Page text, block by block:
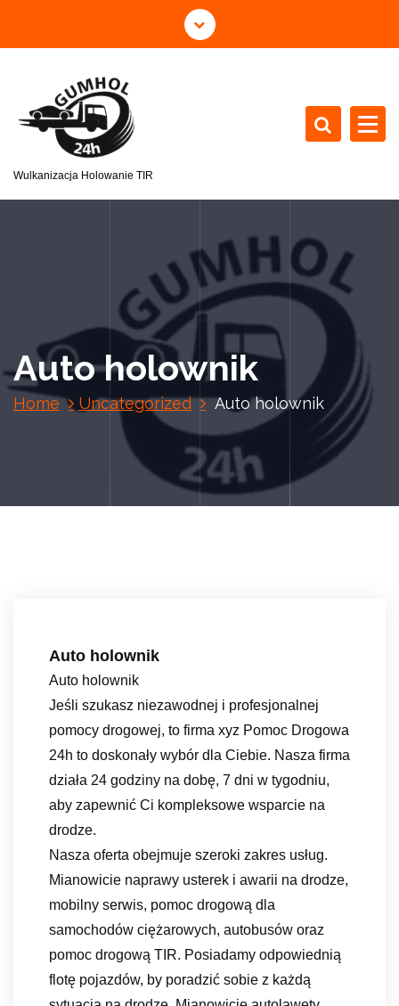
Wulkanizacja Holowanie TIR
Auto holownik
Home Uncategorized Auto holownik
Auto holownik
Auto holownik
Jeśli szukasz niezawodnej i profesjonalnej
pomocy drogowej, to firma xyz Pomoc Drogowa
24h to doskonały wybór dla Ciebie. Nasza firma
działa 24 godziny na dobę, 7 dni w tygodniu,
aby zapewnić Ci kompleksowe wsparcie na
drodze.
Nasza oferta obejmuje szeroki zakres usług.
Mianowicie naprawy usterek i awarii na drodze,
mobilny serwis, pomoc drogową dla
samochodów ciężarowych, autobusów oraz
pomoc drogową TIR. Posiadamy odpowiednią
flotę pojazdów, by poradzić sobie z każdą